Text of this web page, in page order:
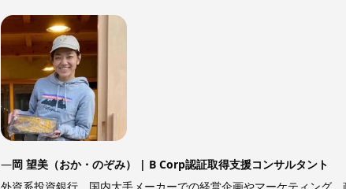
―岡 望美（おか・のぞみ） | B Corp認証取得支援コンサルタント